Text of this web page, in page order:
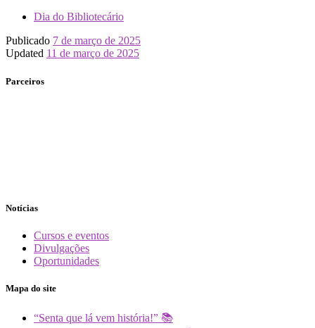
Dia do Bibliotecário
Publicado 7 de março de 2025
Updated 11 de março de 2025
Parceiros
Notícias
Cursos e eventos
Divulgações
Oportunidades
Mapa do site
“Senta que lá vem história!” 📚